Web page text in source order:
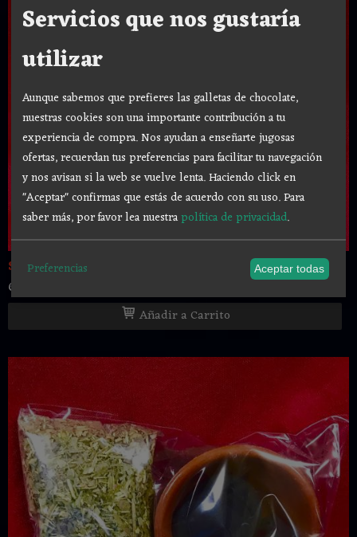
Sahumerio “ VENCEDOR ” + carbón +...
6,00 €
Añadir a Carrito
Servicios que nos gustaría
utilizar
Aunque sabemos que prefieres las galletas de chocolate,
nuestras cookies son una importante contribución a tu
experiencia de compra. Nos ayudan a enseñarte jugosas
ofertas, recuerdan tus preferencias para facilitar tu navegación
y nos avisan si la web se vuelve lenta. Haciendo click en
"Aceptar" confirmas que estás de acuerdo con su uso.Para
saber más, por favor lea nuestrapolítica de privacidad.
Preferencias Aceptar todas